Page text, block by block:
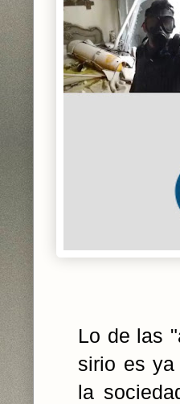
Lo de las
sirio es
la